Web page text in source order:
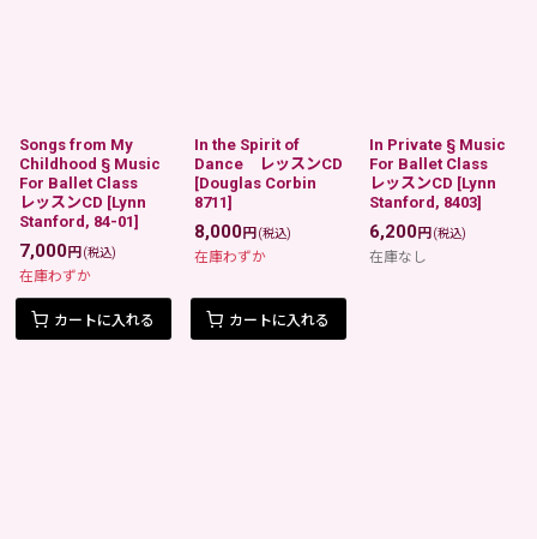
Songs from My
Childhood § Music
For Ballet Class
レッスンCD [Lynn
Stanford, 84-01]
7,000円(税込)
在庫わずか
カートに入れる
In the Spirit of
Dance レッスンCD
[Douglas Corbin
8711]
8,000円(税込)
在庫わずか
カートに入れる
In Private § Music
For Ballet Class
レッスンCD [Lynn
Stanford, 8403]
6,200円(税込)
在庫なし